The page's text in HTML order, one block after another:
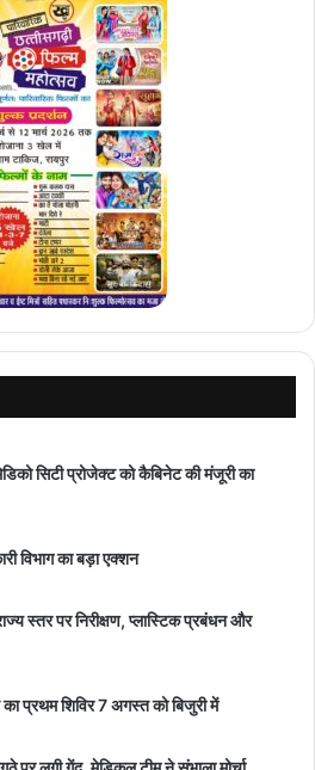
सिटी प्रोजेक्ट को कैबिनेट की मंजूरी का
विभाग का बड़ा एक्शन
स्तर पर निरीक्षण, प्लास्टिक प्रबंधन और
प्रथम शिविर 7 अगस्त को बिजुरी में